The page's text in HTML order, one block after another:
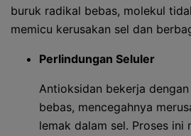
buruk radikal bebas, molekul
memicu kerusakan sel dan
Perlindungan Seluler
Antioksidan bekerja
bebas, mencegahnya
lemak dalam sel. Proses ini